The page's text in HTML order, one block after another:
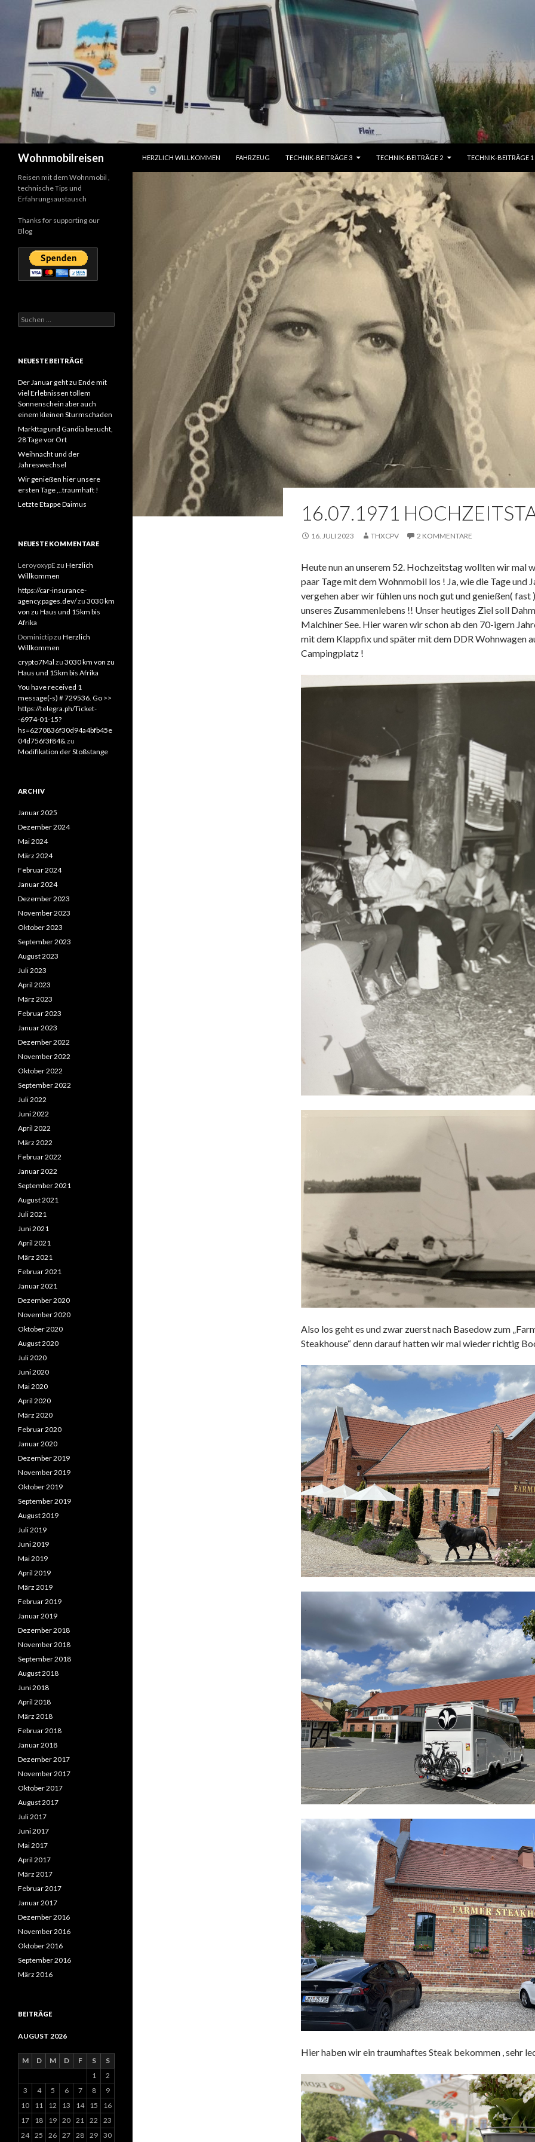
Wohnmobilreisen
HERZLICH WILLKOMMEN
FAHRZEUG TECHNIK-BEITRÄGE 3 TECHNIK-BEITRÄGE 2 TECHNIK-BEITRÄGE 1
16.07.1971
16. JULI 2023 THXCPV 2 KOMMENTARE
Heute nun an unserem 52. Hochzeitstag wollten wir mal
paar Tage mit dem Wohnmobil los ! Ja, wie die Tage und
vergehen aber wir fühlen uns noch gut und genießen( fast
unseres Zusammenlebens !! Unser heutiges Ziel soll
Malchiner See. Hier waren wir schon ab den 70-igern
mit dem Klappfix und später mit dem DDR Wohnwagen
Campingplatz !
Also los geht es und zwar zuerst nach Basedow zum
Steakhouse“ denn darauf hatten wir mal wieder richtig
Hier haben wir ein traumhaftes Steak bekommen , sehr
Reisen mit dem Wohnmobil ,
technische Tips und
Erfahrungsaustausch
Thanks for supporting our
Blog
Suchen
nach:
NEUESTE BEITRÄGE
Der Januar geht zu Ende mit
viel Erlebnissen tollem
Sonnenschein aber auch
einem kleinen Sturmschaden
Markttag und Gandia besucht,
28 Tage vor Ort
Weihnacht und der
Jahreswechsel
Wir genießen hier unsere
ersten Tage ,..traumhaft !
Letzte Etappe Daimus
NEUESTE KOMMENTARE
LeroyoxypE zu Herzlich
Willkommen
https://car-insurance-
agency.pages.dev/zu 3030 km
von zu Haus und 15km bis
Afrika
Dominictipzu Herzlich
Willkommen
crypto7Mal zu 3030 km von zu
Haus und 15km bis Afrika
You have received 1
message(-s) # 729536. Go >>
https://telegra.ph/Ticket-
-6974-01-15?
hs=6270836f30d94a4bfb45e
04d756f3f84&zu
Modifikation der Stoßstange
ARCHIV
Januar 2025
Dezember 2024
Mai 2024
März 2024
Februar 2024
Januar 2024
Dezember 2023
November 2023
Oktober 2023
September 2023
August 2023
Juli 2023
April 2023
März 2023
Februar 2023
Januar 2023
Dezember 2022
November 2022
Oktober 2022
September 2022
Juli 2022
Juni 2022
April 2022
März 2022
Februar 2022
Januar 2022
September 2021
August 2021
Juli 2021
Juni 2021
April 2021
März 2021
Februar 2021
Januar 2021
Dezember 2020
November 2020
Oktober 2020
August 2020
Juli 2020
Juni 2020
Mai 2020
April 2020
März 2020
Februar 2020
Januar 2020
Dezember 2019
November 2019
Oktober 2019
September 2019
August 2019
Juli 2019
Juni 2019
Mai 2019
April 2019
März 2019
Februar 2019
Januar 2019
Dezember 2018
November 2018
September 2018
August 2018
Juni 2018
April 2018
März 2018
Februar 2018
Januar 2018
Dezember 2017
November 2017
Oktober 2017
August 2017
Juli 2017
Juni 2017
Mai 2017
April 2017
März 2017
Februar 2017
Januar 2017
Dezember 2016
November 2016
Oktober 2016
September 2016
März 2016
BEITRÄGE
AUGUST 2026
M D M D F S
S
1
2
3
4 5 6 7 8
9
10
11 12 13 14 15
16
17
18 19 20 21 22
23
24 25 26 27 28 29 30